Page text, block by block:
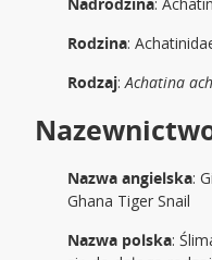
Rodzina:
Rodzaj:Achatina
Nazwa angielska:
Ghana Tiger Snail
Nazwa polska: